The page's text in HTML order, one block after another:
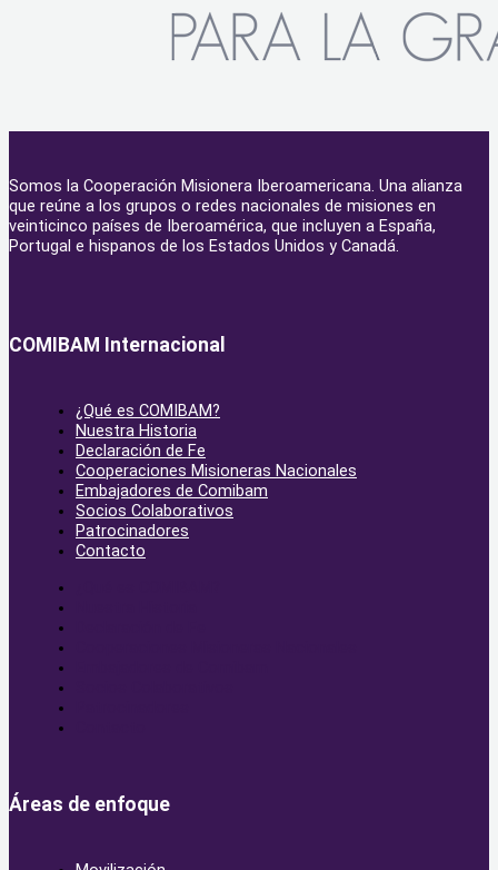
Somos la Cooperación Misionera Iberoamericana. Una alianza
que reúne a los grupos o redes nacionales de misiones en
veinticinco países de Iberoamérica, que incluyen a España,
Portugal e hispanos de los Estados Unidos y Canadá.
COMIBAM Internacional
¿Qué es COMIBAM?
Nuestra Historia
Declaración de Fe
Cooperaciones Misioneras Nacionales
Embajadores de Comibam
Socios Colaborativos
Patrocinadores
Contacto
Áreas de enfoque